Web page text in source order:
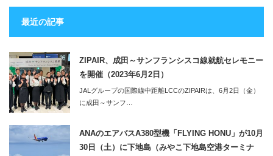
最近の記事
ZIPAIR、成田～サンフランシスコ線就航セレモニー
を開催（2023年6月2日）
JALグループの国際線中距離LCCのZIPAIRは、6月2日（金）
に成田～サンフ…
ANAのエアバスA380型機「FLYING HONU」が10月
30日（土）に下地島（みやこ下地島空港ターミナ